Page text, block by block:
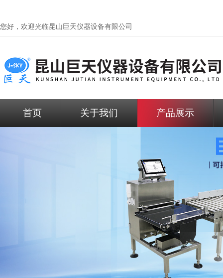
您好，欢迎光临昆山巨天仪器设备有限公司
首页 关于我们 产品展示